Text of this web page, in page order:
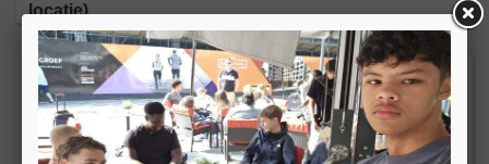
locatie)